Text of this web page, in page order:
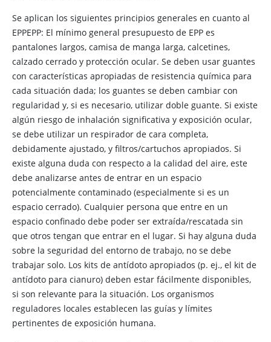
Se aplican los siguientes principios generales en cuanto al
EPPEPP: El mínimo general presupuesto de EPP es
pantalones largos, camisa de manga larga, calcetines,
calzado cerrado y protección ocular. Se deben usar guantes
con características apropiadas de resistencia química para
cada situación dada; los guantes se deben cambiar con
regularidad y, si es necesario, utilizar doble guante. Si existe
algún riesgo de inhalación significativa y exposición ocular,
se debe utilizar un respirador de cara completa,
debidamente ajustado, y filtros/cartuchos apropiados. Si
existe alguna duda con respecto a la calidad del aire, este
debe analizarse antes de entrar en un espacio
potencialmente contaminado (especialmente si es un
espacio cerrado). Cualquier persona que entre en un
espacio confinado debe poder ser extraída/rescatada sin
que otros tengan que entrar en el lugar. Si hay alguna duda
sobre la seguridad del entorno de trabajo, no se debe
trabajar solo. Los kits de antídoto apropiados (p. ej., el kit de
antídoto para cianuro) deben estar fácilmente disponibles,
si son relevante para la situación. Los organismos
reguladores locales establecen las guías y límites
pertinentes de exposición humana.